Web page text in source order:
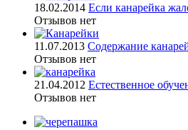
18.02.2014 Если канарейка
Отзывов нет
11.07.2013 Содержание
Отзывов нет
21.04.2012 Естественное
Отзывов нет